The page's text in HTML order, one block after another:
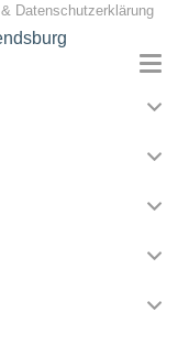
& Datenschutzerklärung
d